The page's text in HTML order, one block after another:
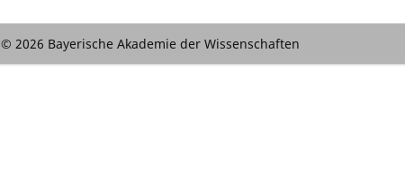
© 2026 Bayerische Akademie der Wissenschaften